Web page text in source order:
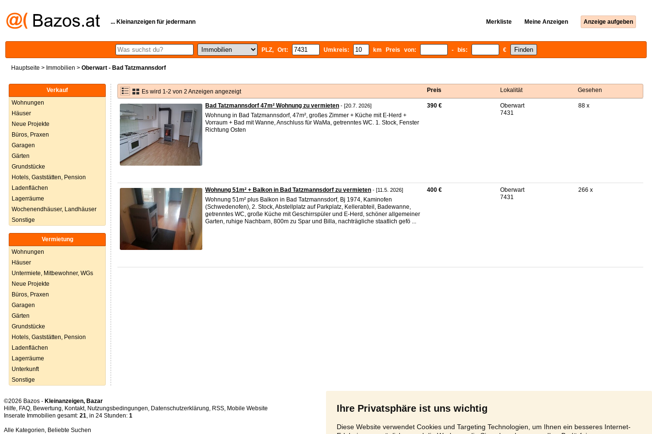
Ihre Privatsphäre ist uns wichtig
Diese Website verwendet Cookies und Targeting Technologien, um Ihnen ein besseres Internet-
... Kleinanzeigen für jedermann Merkliste Meine Anzeigen Anzeige aufgeben
PLZ, Ort: Umkreis: km Preis von: - bis: €
Hauptseite > Immobilien > Oberwart - Bad Tatzmannsdorf
Verkauf
Wohnungen
Häuser
Neue Projekte
Büros, Praxen
Garagen
Gärten
Grundstücke
Hotels, Gaststätten, Pension
Ladenflächen
Lagerräume
Wochenendhäuser, Landhäuser
Sonstige
Vermietung
Wohnungen
Häuser
Untermiete, Mitbewohner, WGs
Neue Projekte
Büros, Praxen
Garagen
Gärten
Grundstücke
Hotels, Gaststätten, Pension
Ladenflächen
Lagerräume
Unterkunft
Sonstige
Es wird 1-2 von 2 Anzeigen angezeigt Preis Lokalität Gesehen
Bad Tatzmannsdorf 47m² Wohnung zu vermieten - [20.7. 2026]
Wohnung in Bad Tatzmannsdorf, 47m², großes Zimmer + Küche mit E-Herd +
Vorraum + Bad mit Wanne, Anschluss für WaMa, getrenntes WC. 1. Stock, Fenster
Richtung Osten
390 €
Oberwart
7431
88 x
Wohnung 51m² + Balkon in Bad Tatzmannsdorf zu vermieten - [11.5. 2026]
Wohnung 51m² plus Balkon in Bad Tatzmannsdorf, Bj 1974, Kaminofen
(Schwedenofen), 2. Stock, Abstellplatz auf Parkplatz, Kellerabteil, Badewanne,
getrenntes WC, große Küche mit Geschirrspüler und E-Herd, schöner allgemeiner
Garten, ruhige Nachbarn, 800m zu Spar und Billa, nachträgliche staatlich gefö ...
400 €
Oberwart
7431
266 x
©2026 Bazos - Kleinanzeigen, Bazar
Hilfe, FAQ, Bewertung, Kontakt, Nutzungsbedingungen, Datenschutzerklärung, RSS,
Inserate Immobilien gesamt: 21, in 24 Stunden: 1
Alle Kategorien, Beliebte Suchen